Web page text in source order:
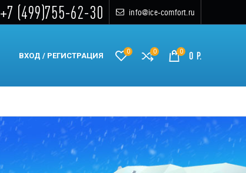
+7 (499)755-62-30 info@ice-comfort.ru
ВХОД / РЕГИСТРАЦИЯ 0 0 0 0 Р.